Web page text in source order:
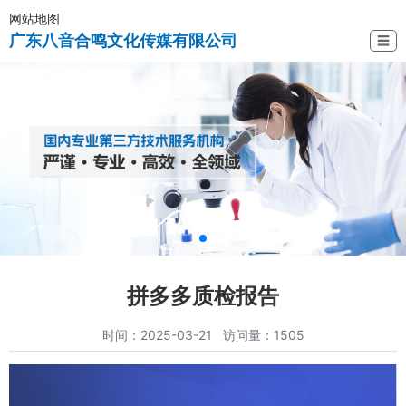
网站地图
广东八音合鸣文化传媒有限公司 ☰
拼多多质检报告
时间：2025-03-21 访问量：1505